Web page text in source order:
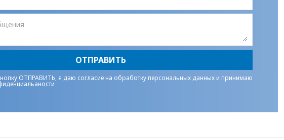
ОТПРАВИТЬ
ОТПРАВИТЬ, я даю согласие на обработку персональных данных и принимаю